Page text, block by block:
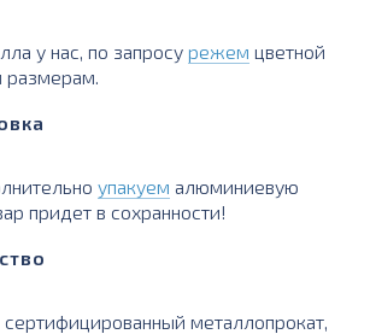
у нас, по запросу режем цветной
размерам.
упакуем алюминиевую
придет в сохранности!
металлопрокат,